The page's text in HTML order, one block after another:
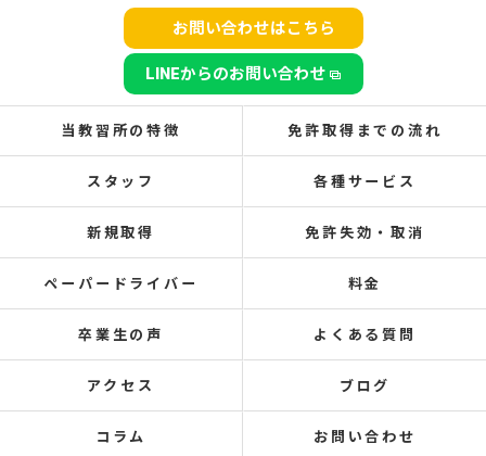
お問い合わせはこちら
LINEからのお問い合わせ
当教習所の特徴 免許取得までの流れ
スタッフ 各種サービス
新規取得 免許失効・取消
ペーパードライバー 料金
卒業生の声 よくある質問
アクセス ブログ
コラム お問い合わせ